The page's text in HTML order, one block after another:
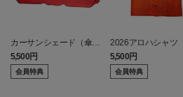
カーサンシェード（傘
型）
5,500円
会員特典
2026アロハシャツ
5,500円
会員特典